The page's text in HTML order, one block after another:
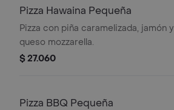
Pizza Hawaina Pequeña
Pizza con piña caramelizada, jamón y
queso mozzarella.
$ 27.060
Pizza BBQ Pequeña